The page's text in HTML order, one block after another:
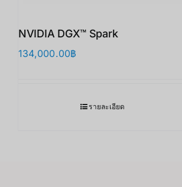
NVIDIA DGX™ Spark
134,000.00฿
รายละเอียด